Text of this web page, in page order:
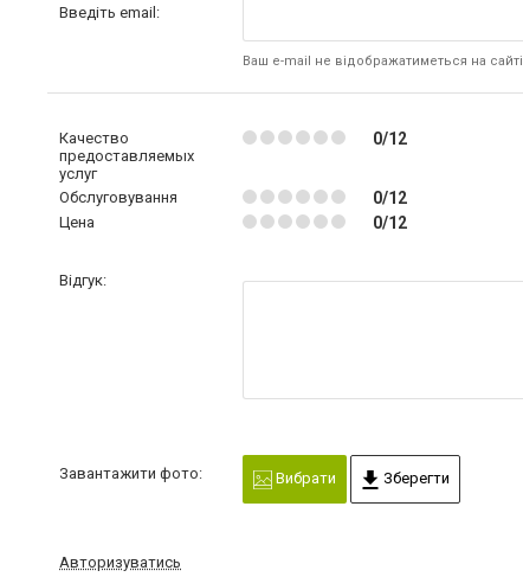
Введіть email:
Ваш e-mail не відображатиметься на сайті
Качество
предоставляемых
услуг
0/12
Обслуговування 0/12
Цена 0/12
Відгук:
Завантажити фото: Вибрати Зберегти
Авторизуватись